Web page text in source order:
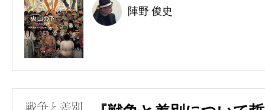
陣野 俊史